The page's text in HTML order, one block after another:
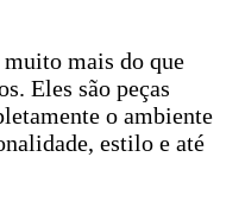
muito mais do que
Eles são peças
o ambiente
estilo e até